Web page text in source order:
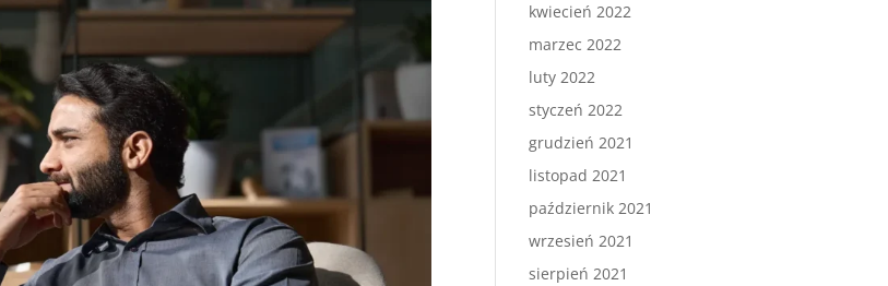
kwiecień 2022
marzec 2022
luty 2022
styczeń 2022
grudzień 2021
listopad 2021
październik 2021
wrzesień 2021
sierpień 2021